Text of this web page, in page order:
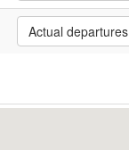
Actual departures